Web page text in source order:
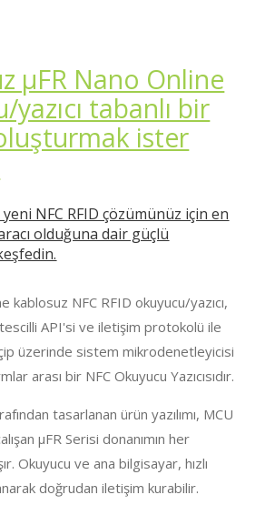
μFR Nano Online
tabanlı bir
ister
NFC RFID çözümünüz için en
olduğuna dair güçlü
kablosuz NFC RFID okuyucu/yazıcı,
API'si ve iletişim protokolü ile
üzerinde sistem mikrodenetleyicisi
arası bir NFC Okuyucu Yazıcısıdır.
tasarlanan ürün yazılımı, MCU
μFR Serisi donanımın her
Okuyucu ve ana bilgisayar, hızlı
doğrudan iletişim kurabilir.